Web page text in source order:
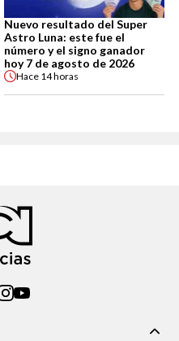
Nuevo resultado del Super
Astro Luna: este fue el
número y el signo ganador
hoy 7 de agosto de 2026
Hace 14 horas